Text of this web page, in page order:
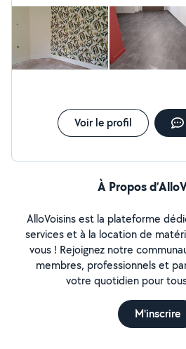
Voir le profil
À Propos
AlloVoisins est la plateforme
services et à la location de
vous ! Rejoignez notre
membres, professionnels et
votre quotidien pour
M'inscrire